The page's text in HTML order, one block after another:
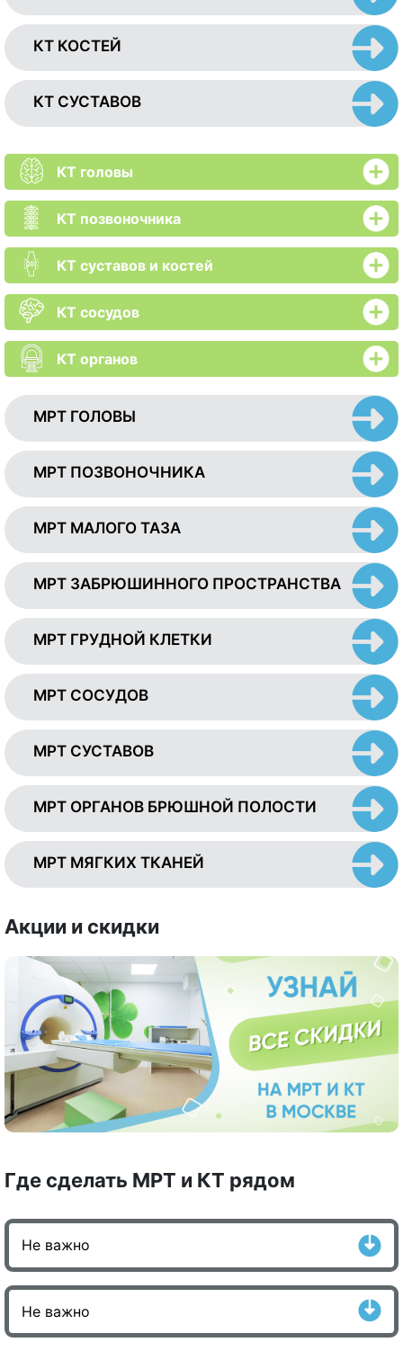
КТ КОСТЕЙ
КТ СУСТАВОВ
КТ головы
КТ позвоночника
КТ суставов и костей
КТ сосудов
КТ органов
МРТ ГОЛОВЫ
МРТ ПОЗВОНОЧНИКА
МРТ МАЛОГО ТАЗА
МРТ ЗАБРЮШИННОГО ПРОСТРАНСТВА
МРТ ГРУДНОЙ КЛЕТКИ
МРТ СОСУДОВ
МРТ СУСТАВОВ
МРТ ОРГАНОВ БРЮШНОЙ ПОЛОСТИ
МРТ МЯГКИХ ТКАНЕЙ
Акции и скидки
Где сделать МРТ и КТ рядом